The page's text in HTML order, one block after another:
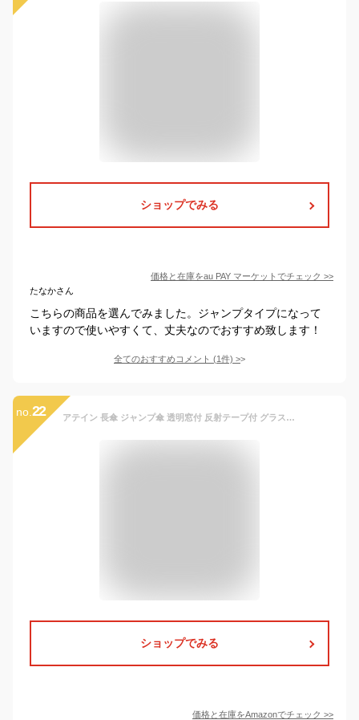
ショップでみる
価格と在庫をau PAY マーケット でチェック >>
たなかさん
こちらの商品を選んでみました。ジャンプタイプになって
いますので使いやすくて、丈夫なのでおすすめ致します！
全てのおすすめコメント (1件) >
no. 22 アテイン 長傘 ジャンプ傘 透明窓付 反射テープ付 グラスファイバー骨使用 親骨55cm 紺 1283
ショップでみる
価格と在庫をAmazonでチェック >>